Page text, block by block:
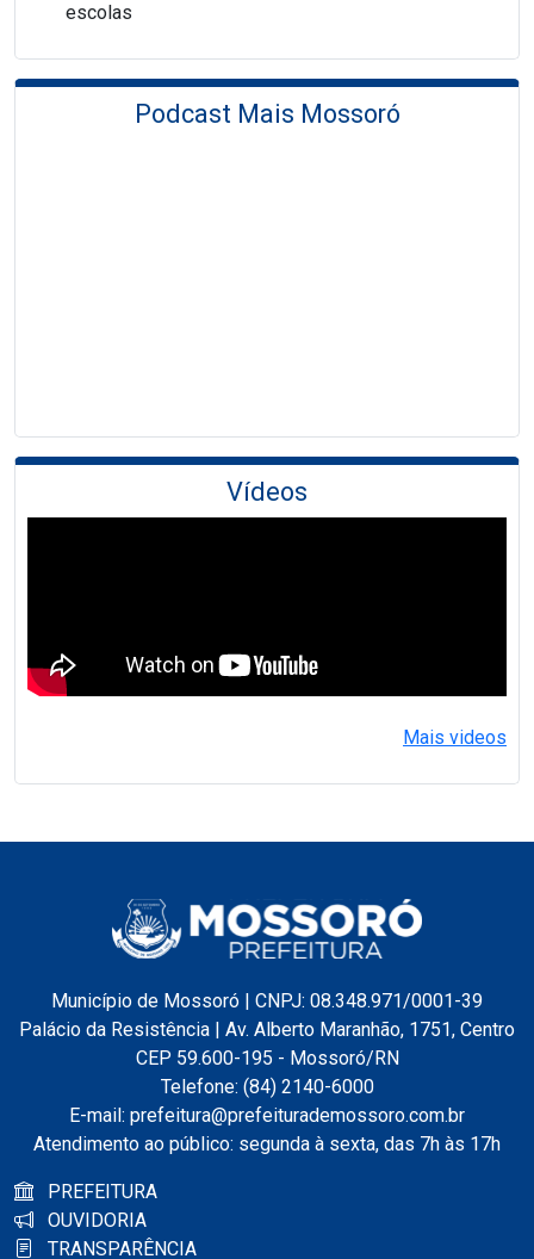
escolas
Podcast Mais Mossoró
Vídeos
Mais videos
Município de Mossoró | CNPJ: 08.348.971/0001-39
Palácio da Resistência | Av. Alberto Maranhão, 1751, Centro
CEP 59.600-195 - Mossoró/RN
Telefone: (84) 2140-6000
E-mail: prefeitura@prefeiturademossoro.com.br
Atendimento ao público: segunda à sexta, das 7h às 17h
PREFEITURA
OUVIDORIA
TRANSPARÊNCIA